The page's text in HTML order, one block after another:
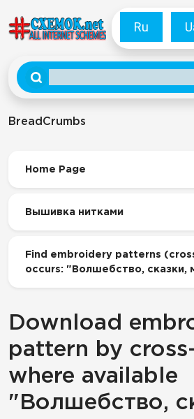
Ru
BreadCrumbs
Home Page
Вышивка нитками
Find embroidery patterns
occurs: "Волшебство, сказки,
Download
pattern by
where available
"Волшебство,